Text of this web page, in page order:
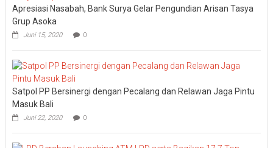
Home”,
Apresiasi Nasabah, Bank Surya Gelar Pengundian Arisan Tasya
Grup Asoka
Juni 15, 2020 0
Satpol PP Bersinergi dengan Pecalang dan Relawan Jaga Pintu
Masuk Bali
Juni 22, 2020 0